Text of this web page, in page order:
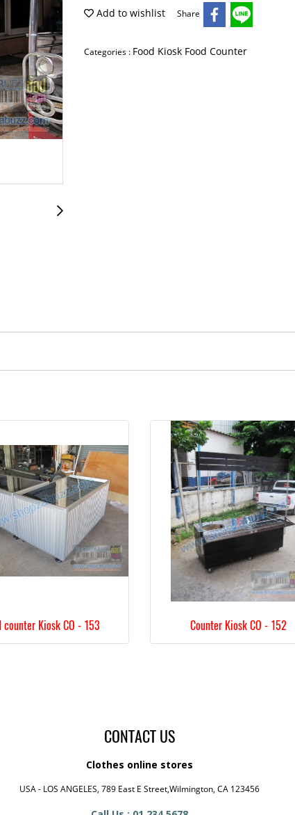
Add to wishlist Share
Categories : Food Kiosk Food Counter
counter Kiosk CO - 153 Counter Kiosk CO - 152
CONTACT US
Clothes online stores
USA - LOS ANGELES, 789 East E Street,Wilmington, CA 123456